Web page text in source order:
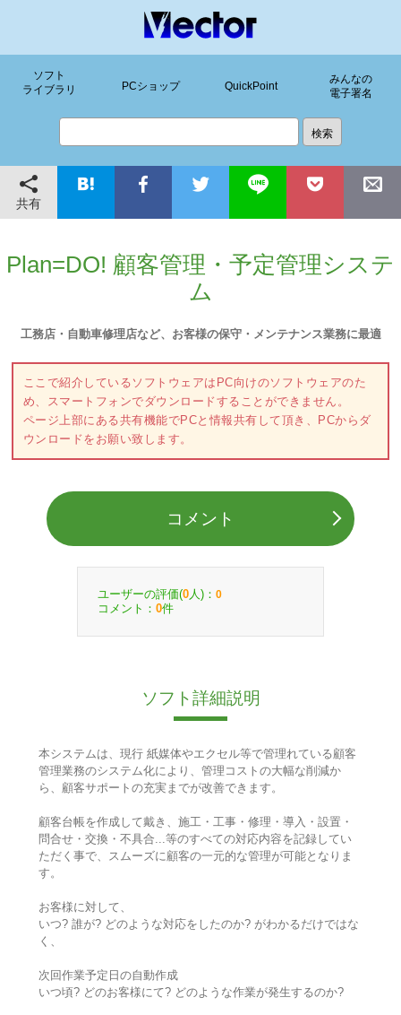
ソフト
ライブラリ
PCショップ QuickPoint
みんなの
電子署名
共有
Plan=DO! 顧客管理・予定管理システ
ム
工務店・自動車修理店など、お客様の保守・メンテナンス業務に最適
ここで紹介しているソフトウェアはPC向けのソフトウェアのた
め、スマートフォンでダウンロードすることができません。
ページ上部にある共有機能でPCと情報共有して頂き、PCからダ
ウンロードをお願い致します。
コメント
ユーザーの評価(0 人)： 0
コメント： 0件
ソフト詳細説明
本システムは、現行 紙媒体やエクセル等で管理れている顧客
管理業務のシステム化により、管理コストの大幅な削減か
ら、顧客サポートの充実までが改善できます。
顧客台帳を作成して戴き、施工・工事・修理・導入・設置・
問合せ・交換・不具合...等のすべての対応内容を記録してい
ただく事で、スムーズに顧客の一元的な管理が可能となりま
す。
お客様に対して、
いつ? 誰が? どのような対応をしたのか? がわかるだけではな
く、
次回作業予定日の自動作成
いつ頃? どのお客様にて? どのような作業が発生するのか?